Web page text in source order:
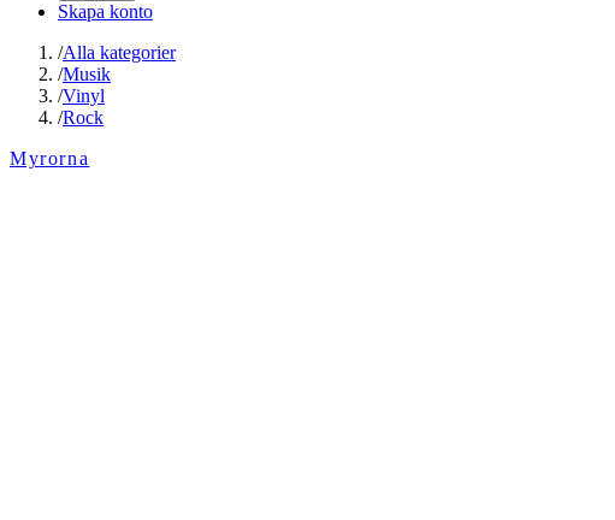
Skapa konto
/Alla kategorier
/Musik
/Vinyl
/Rock
Myrorna